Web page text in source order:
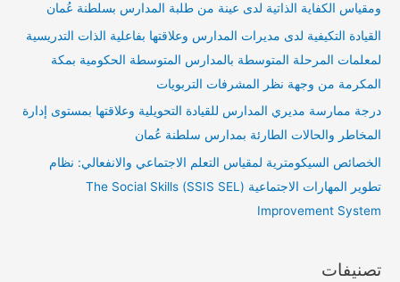
ومقياس الكفاية الذاتية لدى عينة من طلبة المدارس بسلطنة عُمان
القيادة التكيفية لدى مديرات المدارس وعلاقتها بفاعلية الذات التدريسية
لمعلمات المرحلة المتوسطة بالمدارس المتوسطة الحكومية بمكة
المكرمة من وجهة نظر المشرفات التربويات
درجة ممارسة مديري المدارس للقيادة التحويلية وعلاقتها بمستوى إدارة
المخاطر والحالات الطارئة بمدارس سلطنة عُمان
الخصائص السيكومترية لمقياس التعلم الاجتماعي والانفعالي: نظام
تطوير المهارات الاجتماعية (SSIS SEL) The Social Skills
Improvement System
تصنيفات